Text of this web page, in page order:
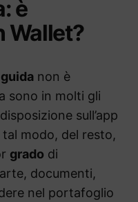
è
Wallet?
guida non è
sono in molti gli
sull’app
modo, del resto,
grado di
documenti,
nel portafoglio